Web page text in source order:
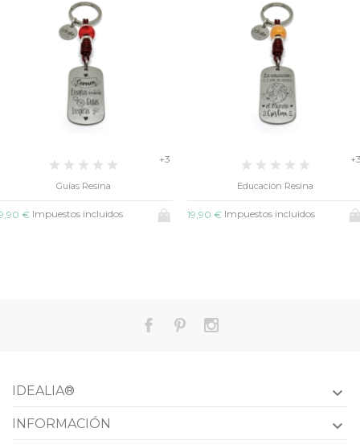
+3
Guías Resina
€Impuestos incluidos
Educación Resina
19,90 €Impuestos incluidos
IDEALIA® 
INFORMACIÓN 